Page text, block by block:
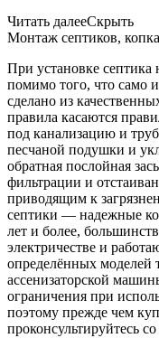
Читать далееСкрыть
Монтаж септиков,
При установке
помимо того, что само
сделано из
правила касаются
под канализацию и
песчаной подушки и
обратная послойная
фильтрации и
приводящим к
септики — надежные
лет и более,
электричестве и
определённых моделей
ассенизаторской
ограничения при
поэтому прежде чем
проконсультируйтесь